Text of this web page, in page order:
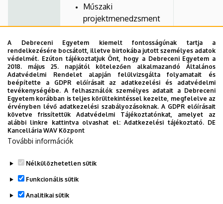
Műszaki
projektmenedzsment
szakember /
szakmérnök szakirányú
továbbképzési szak
2026. június
18.
Ünnepélyes diplomaosztó
Részletes
tudnivalók
Kérjük, amennyiben jelentkezett záróvizsgára, de
bármilyen okból mégsem tud részt venni rajta, a lehető
leghamarabb jelezze a Tanulmányi Osztályon és a
Tanszéken is!
Legutóbbi frissítés: 2026. 05. 07. 10:21
A Debreceni Egyetem kiemelt fontosságúnak tartja a
rendelkezésére bocsátott, illetve birtokába jutott személyes adatok
védelmét. Ezúton tájékoztatjuk Önt, hogy a Debreceni Egyetem a
2018. május 25. napjától kötelezően alkalmazandó Általános
Adatvédelmi Rendelet alapján felülvizsgálta folyamatait és
beépítette a GDPR előírásait az adatkezelési és adatvédelmi
tevékenységébe. A felhasználók személyes adatait a Debreceni
Egyetem korábban is teljes körültekintéssel kezelte, megfelelve az
érvényben lévő adatkezelési szabályozásoknak. A GDPR előírásait
követve frissítettük Adatvédelmi Tájékoztatónkat, amelyet az
alábbi linkre kattintva olvashat el:Adatkezelési tájékoztató. DE
Kancellária WAV Központ
További információk
Nélkülözhetetlen sütik
Funkcionális sütik
Analitikai sütik